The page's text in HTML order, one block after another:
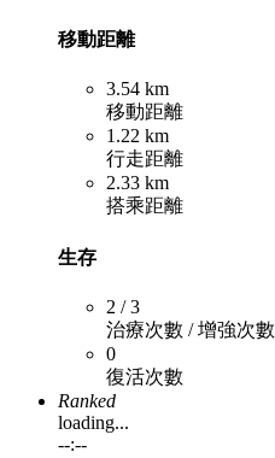
移動距離
3.54 km
移動距離
1.22 km
行走距離
2.33 km
搭乘距離
生存
2 / 3
治療次數 / 增強次數
0
復活次數
Ranked
loading...
--:--